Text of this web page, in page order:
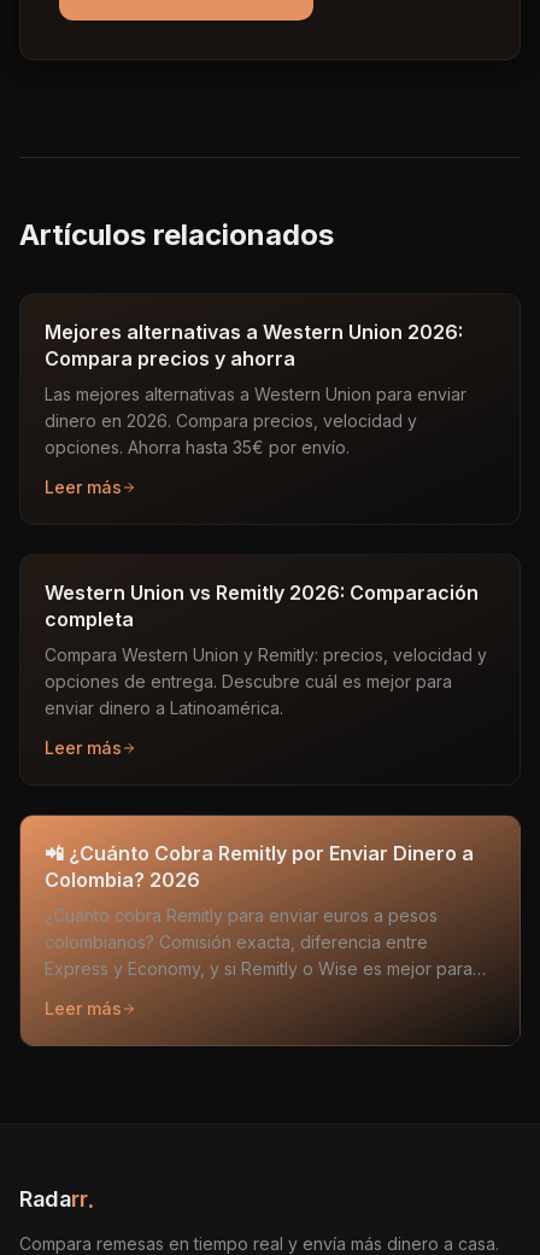
Artículos relacionados
Mejores alternativas a Western Union 2026:
Compara precios y ahorra
Las mejores alternativas a Western Union para enviar
dinero en 2026. Compara precios, velocidad y
opciones. Ahorra hasta 35€ por envío.
Leer más
Western Union vs Remitly 2026: Comparación
completa
Compara Western Union y Remitly: precios, velocidad y
opciones de entrega. Descubre cuál es mejor para
enviar dinero a Latinoamérica.
Leer más
📲 ¿Cuánto Cobra Remitly por Enviar Dinero a
Colombia? 2026
¿Cuánto cobra Remitly para enviar euros a pesos
colombianos? Comisión exacta, diferencia entre
Express y Economy, y si Remitly o Wise es mejor para
Leer más
Radarr.
Compara remesas en tiempo real y envía más dinero a casa.